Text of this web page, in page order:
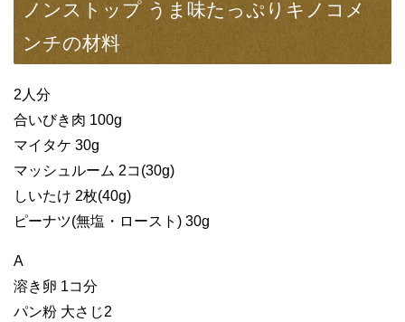
ノンストップ うま味たっぷりキノコメ
ンチの材料
2人分
合いびき肉 100g
マイタケ 30g
マッシュルーム 2コ(30g)
しいたけ 2枚(40g)
ピーナツ(無塩・ロースト) 30g
A
溶き卵 1コ分
パン粉 大さじ2